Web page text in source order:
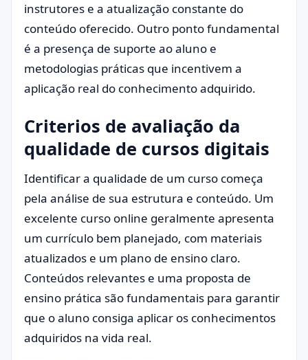
instrutores e a atualização constante do
conteúdo oferecido. Outro ponto fundamental
é a presença de suporte ao aluno e
metodologias práticas que incentivem a
aplicação real do conhecimento adquirido.
Criterios de avaliação da
qualidade de cursos digitais
Identificar a qualidade de um curso começa
pela análise de sua estrutura e conteúdo. Um
excelente curso online geralmente apresenta
um currículo bem planejado, com materiais
atualizados e um plano de ensino claro.
Conteúdos relevantes e uma proposta de
ensino prática são fundamentais para garantir
que o aluno consiga aplicar os conhecimentos
adquiridos na vida real.